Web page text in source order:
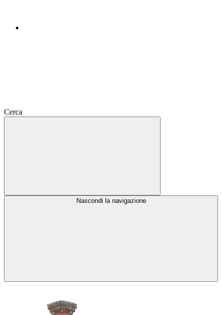
Cerca
Nascondi la navigazione